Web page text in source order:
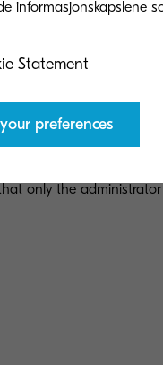
which can be
only the
Statement
preferences